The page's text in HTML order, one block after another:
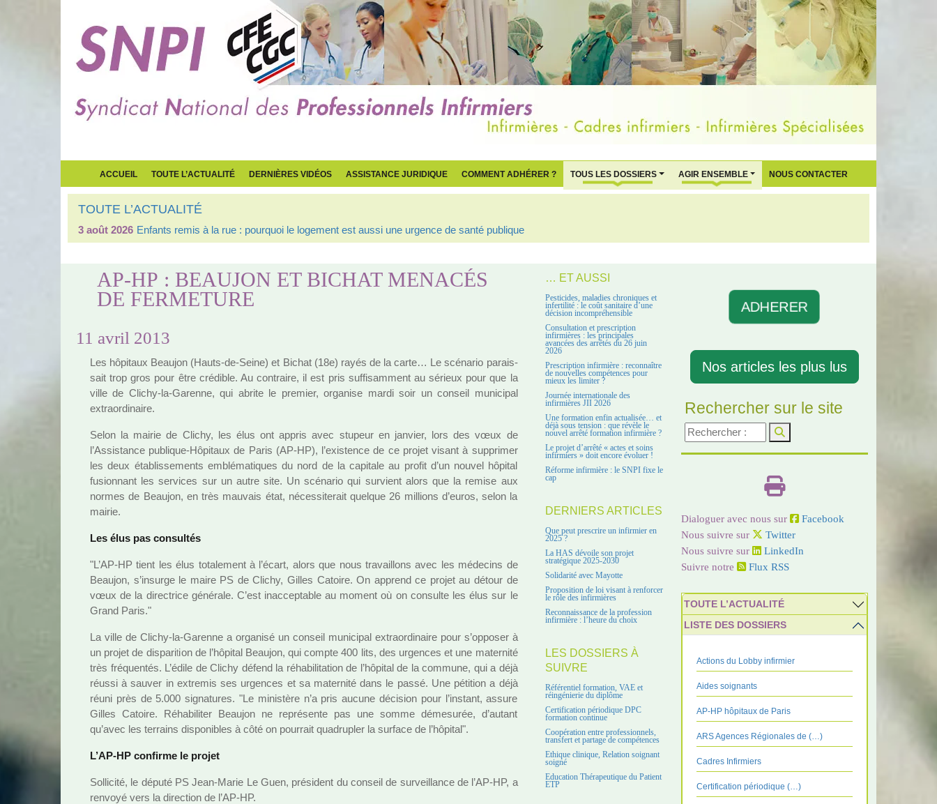
ACCUEIL TOUTE L’ACTUALITÉ DERNIÈRES VIDÉOS ASSISTANCE JURIDIQUE COMMENT ADHÉRER ? TOUS LES DOSSIERS AGIR ENSEMBLE NOUS CONTACTER
TOUTE L’ACTUALITÉ
3 août 2026 Enfants remis à la rue : pourquoi le logement est aussi une urgence de santé publique
AP-HP : BEAUJON ET BICHAT MENACÉS
DE FERMETURE
11 avril 2013
Les hôpi­taux Beaujon (Hauts-de-Seine) et Bichat (18e) rayés de la carte… Le scé­na­rio parais­
sait trop gros pour être cré­di­ble. Au contraire, il est pris suf­fi­sam­ment au sérieux pour que la
ville de Clichy-la-Garenne, qui abrite le pre­mier, orga­nise mardi soir un conseil muni­ci­pal
extra­or­di­naire.
Selon la mairie de Clichy, les élus ont appris avec stu­peur en jan­vier, lors des vœux de
l’Assistance publi­que-Hôpitaux de Paris (AP-HP), l’exis­tence de ce projet visant à sup­pri­mer
les deux établissements emblé­ma­ti­ques du nord de la capi­tale au profit d’un nouvel hôpi­tal
fusion­nant les ser­vi­ces sur un autre site. Un scé­na­rio qui sur­vient alors que la remise aux
normes de Beaujon, en très mau­vais état, néces­si­te­rait quel­que 26 mil­lions d’euros, selon la
mairie.
Les élus pas consul­tés
"L’AP-HP tient les élus tota­le­ment à l’écart, alors que nous tra­vaillons avec les méde­cins de
Beaujon, s’insurge le maire PS de Clichy, Gilles Catoire. On apprend ce projet au détour de
vœux de la direc­trice géné­rale. C’est inac­cep­ta­ble au moment où on consulte les élus sur le
Grand Paris."
La ville de Clichy-la-Garenne a orga­nisé un conseil muni­ci­pal extra­or­di­naire pour s’oppo­ser à
un projet de dis­pa­ri­tion de l’hôpi­tal Beaujon, qui compte 400 lits, des urgen­ces et une mater­nité
très fré­quen­tés. L’édile de Clichy défend la réha­bi­li­ta­tion de l’hôpi­tal de la com­mune, qui a déjà
réussi à sauver in extre­mis ses urgen­ces et sa mater­nité dans le passé. Une péti­tion a déjà
réuni près de 5.000 signa­tu­res. "Le minis­tère n’a pris aucune déci­sion pour l’ins­tant, assure
Gilles Catoire. Réhabiliter Beaujon ne repré­sente pas une somme déme­su­rée, d’autant
qu’avec les ter­rains dis­po­ni­bles à côté on pour­rait qua­dru­pler la sur­face de l’hôpi­tal".
L’AP-HP confirme le projet
Sollicité, le député PS Jean-Marie Le Guen, pré­si­dent du conseil de sur­veillance de l’AP-HP, a
ren­voyé vers la direc­tion de l’AP-HP.
… ET AUSSI
Pesticides, maladies chroniques et
infertilité : le coût sanitaire d’une
décision incompréhensible
Consultation et prescription
infirmières : les principales
avancées des arrêtés du 26 juin
2026
Prescription infirmière : reconnaître
de nouvelles compétences pour
mieux les limiter ?
Journée internationale des
infirmières JII 2026
Une formation enfin actualisée… et
déjà sous tension : que révèle le
nouvel arrêté formation infirmière ?
Le projet d’arrêté « actes et soins
infirmiers » doit encore évoluer !
Réforme infirmière : le SNPI fixe le
cap
DERNIERS ARTICLES
Que peut prescrire un infirmier en
2025 ?
La HAS dévoile son projet
stratégique 2025-2030
Solidarité avec Mayotte
Proposition de loi visant à renforcer
le rôle des infirmières
Reconnaissance de la profession
infirmière : l’heure du choix
LES DOSSIERS À
SUIVRE
Référentiel formation, VAE et
réingénierie du diplôme
Certification périodique DPC
formation continue
Coopération entre professionnels,
transfert et partage de compétences
Ethique clinique, Relation soignant
soigné
Education Thérapeutique du Patient
ETP
ADHERER
Nos articles les plus lus
Rechercher sur le site
Dialoguer avec nous sur
Facebook
Nous suivre sur
Twitter
Nous suivre sur
LinkedIn
Suivre notre
Flux RSS
TOUTE L’ACTUALITÉ
LISTE DES DOSSIERS
Actions du Lobby infirmier
Aides soignants
AP-HP hôpitaux de Paris
ARS Agences Régionales de (…)
Cadres Infirmiers
Certification périodique (…)